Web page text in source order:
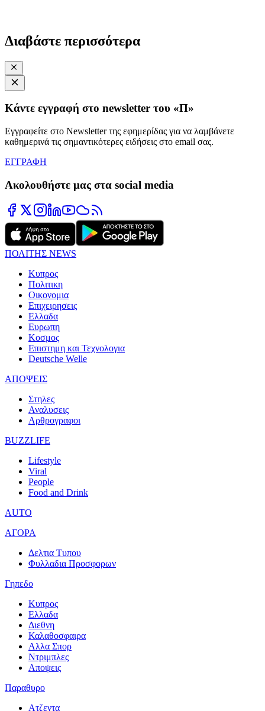
Διαβάστε περισσότερα
Κάντε εγγραφή στο newsletter του «Π»
Εγγραφείτε στο Newsletter της εφημερίδας για να λαμβάνετε
καθημερινά τις σημαντικότερες ειδήσεις στο email σας.
ΕΓΓΡΑΦΗ
Ακολουθήστε μας στα social media
ΠΟΛΙΤΗΣ NEWS
Κυπρος
Πολιτικη
Οικονομια
Επιχειρησεις
Ελλαδα
Ευρωπη
Κοσμος
Επιστημη και Τεχνολογια
Deutsche Welle
ΑΠΟΨΕΙΣ
Στηλες
Αναλυσεις
Αρθρογραφοι
BUZZLIFE
Lifestyle
Viral
People
Food and Drink
AUTO
ΑΓΟΡΑ
Δελτια Τυπου
Φυλλαδια Προσφορων
Γηπεδο
Κυπρος
Ελλαδα
Διεθνη
Καλαθοσφαιρα
Αλλα Σπορ
Ντριμπλες
Αποψεις
Παραθυρο
Ατζεντα